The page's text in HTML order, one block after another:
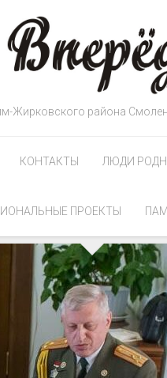
Жирковского района
КОНТАКТЫ ЛЮДИ
ПРОЕКТЫ